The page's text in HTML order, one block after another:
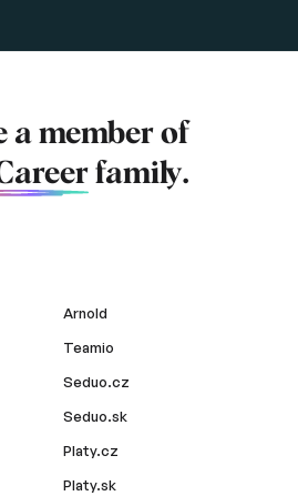
a member of
family.
Arnold
Teamio
Seduo.cz
Seduo.sk
Platy.cz
Platy.sk